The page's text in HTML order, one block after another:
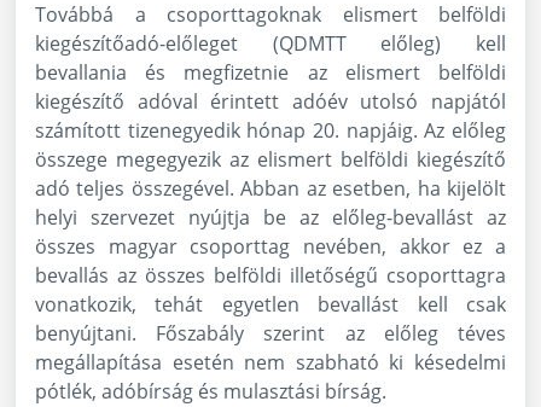
Továbbá a csoporttagoknak elismert belföldi
kiegészítőadó-előleget (QDMTT előleg) kell
bevallania és megfizetnie az elismert belföldi
kiegészítő adóval érintett adóév utolsó napjától
számított tizenegyedik hónap 20. napjáig. Az előleg
összege megegyezik az elismert belföldi kiegészítő
adó teljes összegével. Abban az esetben, ha kijelölt
helyi szervezet nyújtja be az előleg-bevallást az
összes magyar csoporttag nevében, akkor ez a
bevallás az összes belföldi illetőségű csoporttagra
vonatkozik, tehát egyetlen bevallást kell csak
benyújtani. Főszabály szerint az előleg téves
megállapítása esetén nem szabható ki késedelmi
pótlék, adóbírság és mulasztási bírság.